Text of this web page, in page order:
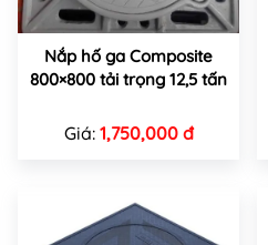
Nắp hố ga Composite
800×800 tải trọng 12,5 tấn
Giá: 1,750,000 đ